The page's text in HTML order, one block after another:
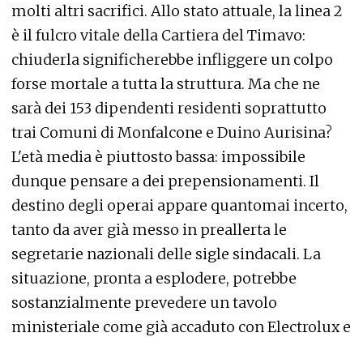
molti altri sacrifici. Allo stato attuale, la linea 2
è il fulcro vitale della Cartiera del Timavo:
chiuderla significherebbe infliggere un colpo
forse mortale a tutta la struttura. Ma che ne
sarà dei 153 dipendenti residenti soprattutto
trai Comuni di Monfalcone e Duino Aurisina?
L'età media è piuttosto bassa: impossibile
dunque pensare a dei prepensionamenti. Il
destino degli operai appare quantomai incerto,
tanto da aver già messo in preallerta le
segretarie nazionali delle sigle sindacali. La
situazione, pronta a esplodere, potrebbe
sostanzialmente prevedere un tavolo
ministeriale come già accaduto con Electrolux e